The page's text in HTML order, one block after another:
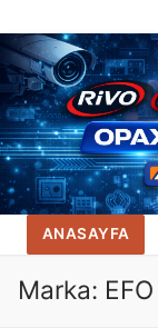
İçeriğe
atla
ANASAYFA
Marka: EFO